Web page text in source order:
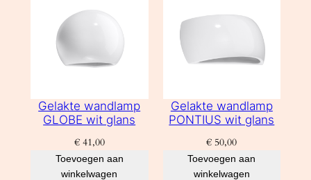
Gelakte wandlamp
GLOBE wit glans
€41,00
Toevoegen aan
winkelwagen
Gelakte wandlamp
PONTIUS wit glans
€ 50,00
Toevoegen aan
winkelwagen